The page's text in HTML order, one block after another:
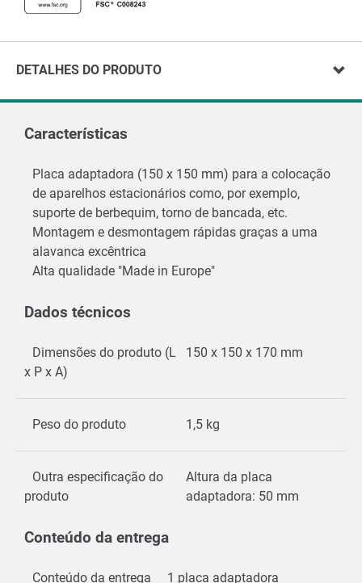
DETALHES DO PRODUTO
Características
Placa adaptadora (150 x 150 mm) para a colocação
de aparelhos estacionários como, por exemplo,
suporte de berbequim, torno de bancada, etc.
Montagem e desmontagem rápidas graças a uma
alavanca excêntrica
Alta qualidade "Made in Europe"
Dados técnicos
Dimensões do produto (L
x P x A)
150 x 150 x 170 mm
Peso do produto 1,5 kg
Outra especificação do
produto
Altura da placa
adaptadora: 50 mm
Conteúdo da entrega
Conteúdo da entrega
1 placa adaptadora